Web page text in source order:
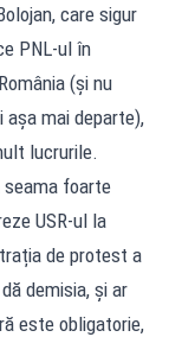
care sigur
PNL-ul în
(și nu
așa mai departe),
lucrurile.
seama foarte
USR-ul la
de protest a
demisia, și ar
este obligatorie,